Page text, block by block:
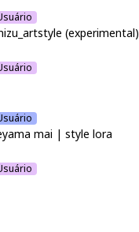
(experimental)
mai | style lora